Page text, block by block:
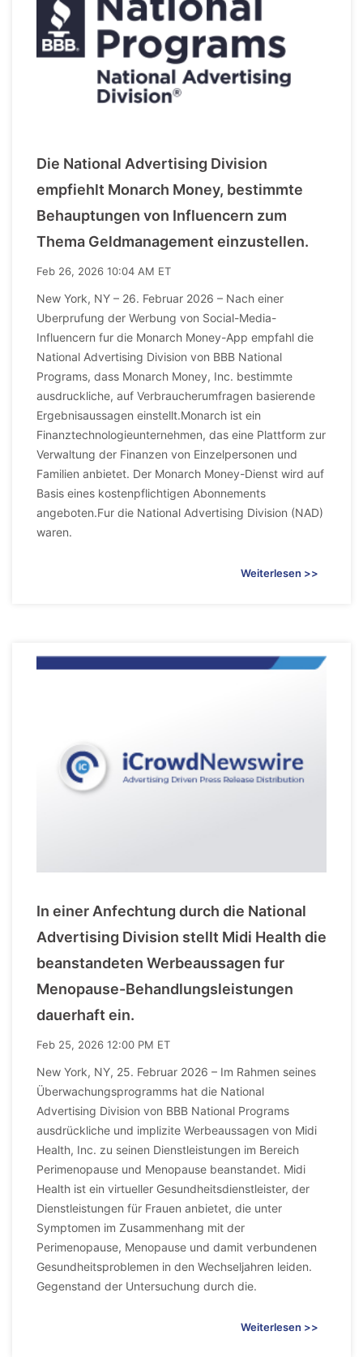
Die National Advertising Division
empfiehlt Monarch Money, bestimmte
Behauptungen von Influencern zum
Thema Geldmanagement einzustellen.
Feb 26, 2026 10:04 AM ET
New York, NY – 26. Februar 2026 – Nach einer
Uberprufung der Werbung von Social-Media-
Influencern fur die Monarch Money-App empfahl die
National Advertising Division von BBB National
Programs, dass Monarch Money, Inc. bestimmte
ausdruckliche, auf Verbraucherumfragen basierende
Ergebnisaussagen einstellt.Monarch ist ein
Finanztechnologieunternehmen, das eine Plattform zur
Verwaltung der Finanzen von Einzelpersonen und
Familien anbietet. Der Monarch Money-Dienst wird auf
Basis eines kostenpflichtigen Abonnements
angeboten.Fur die National Advertising Division (NAD)
waren.
Weiterlesen >>
In einer Anfechtung durch die National
Advertising Division stellt Midi Health die
beanstandeten Werbeaussagen fur
Menopause-Behandlungsleistungen
dauerhaft ein.
Feb 25, 2026 12:00 PM ET
New York, NY, 25. Februar 2026 – Im Rahmen seines
Überwachungsprogramms hat die National
Advertising Division von BBB National Programs
ausdrückliche und implizite Werbeaussagen von Midi
Health, Inc. zu seinen Dienstleistungen im Bereich
Perimenopause und Menopause beanstandet. Midi
Health ist ein virtueller Gesundheitsdienstleister, der
Dienstleistungen für Frauen anbietet, die unter
Symptomen im Zusammenhang mit der
Perimenopause, Menopause und damit verbundenen
Gesundheitsproblemen in den Wechseljahren leiden.
Gegenstand der Untersuchung durch die.
Weiterlesen >>